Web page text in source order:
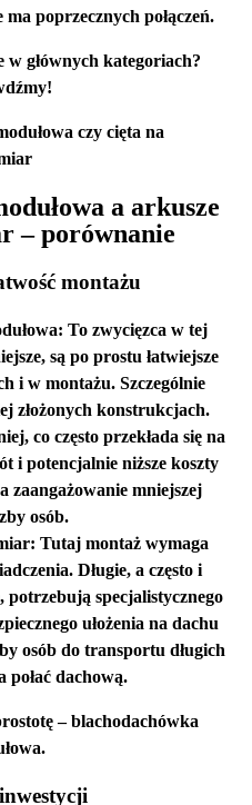
poprzecznych połączeń.
głównych kategoriach?
a arkusze
– porównanie
montażu
To zwycięzca w tej
są po prostu łatwiejsze
i w montażu. Szczególnie
złożonych konstrukcjach.
co często przekłada się na
i potencjalnie niższe koszty
zaangażowanie mniejszej
osób.
Tutaj montaż wymaga
Długie, a często i
potrzebują specjalistycznego
ułożenia na dachu
osób do transportu długich
połać dachową.
– blachodachówka